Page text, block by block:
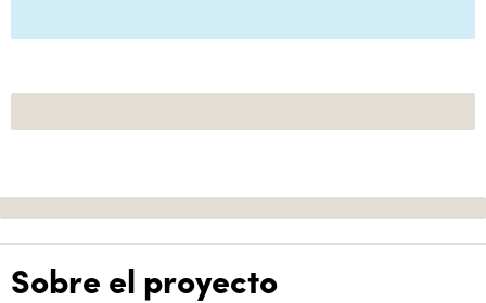
Sobre el proyecto